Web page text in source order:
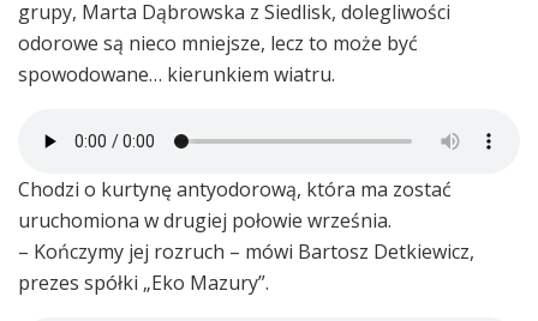
grupy, Marta Dąbrowska z Siedlisk, dolegliwości
odorowe są nieco mniejsze, lecz to może być
spowodowane… kierunkiem wiatru.
Chodzi o kurtynę antyodorową, która ma zostać
uruchomiona w drugiej połowie września.
– Kończymy jej rozruch – mówi Bartosz Detkiewicz,
prezes spółki „Eko Mazury”.